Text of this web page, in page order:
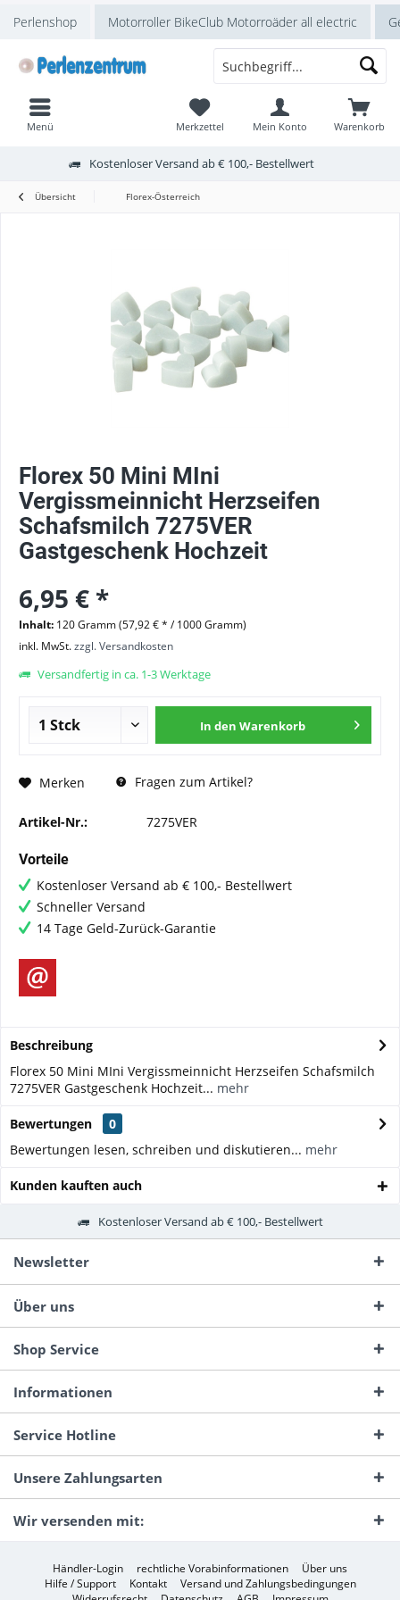
Perlenshop Motorroller BikeClub Motorroäder all electric
Kostenloser Versand ab € 100,- Bestellwert
Warenkorb
Merkzettel Mein Konto
Menü
Übersicht Florex-Österreich
Florex 50 Mini MIni
Vergissmeinnicht Herzseifen
Schafsmilch 7275VER
Gastgeschenk Hochzeit
6,95 € *
Inhalt: 120 Gramm (57,92 € * / 1000 Gramm)
inkl. MwSt.zzgl. Versandkosten
Versandfertig in ca. 1-3 Werktage
In den Warenkorb
Merken Fragen zum Artikel?
Artikel-Nr.: 7275VER
Vorteile
Kostenloser Versand ab € 100,- Bestellwert
Schneller Versand
14 Tage Geld-Zurück-Garantie
Beschreibung
Florex 50 Mini MIni Vergissmeinnicht Herzseifen Schafsmilch
7275VER Gastgeschenk Hochzeit... mehr
Bewertungen
0
Bewertungen lesen, schreiben und diskutieren... mehr
Kunden kauften auch
Kostenloser Versand ab € 100,- Bestellwert
Newsletter
Über uns
Shop Service
Informationen
Service Hotline
Unsere Zahlungsarten
Wir versenden mit:
Händler-Login rechtliche Vorabinformationen
Über uns
Hilfe / Support
Kontakt
Versand und Zahlungsbedingungen